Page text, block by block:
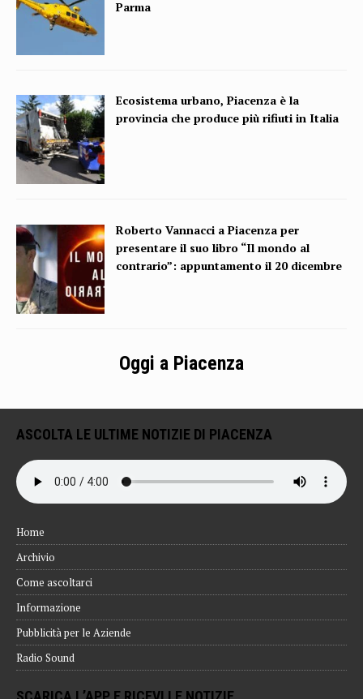
Parma
Ecosistema urbano, Piacenza è la
provincia che produce più rifiuti in Italia
Roberto Vannacci a Piacenza per
presentare il suo libro “Il mondo al
contrario”: appuntamento il 20 dicembre
Oggi a Piacenza
ASCOLTA LE ULTIME NOTIZIE DI PIACENZA
Home
Archivio
Come ascoltarci
Informazione
Pubblicità per le Aziende
Radio Sound